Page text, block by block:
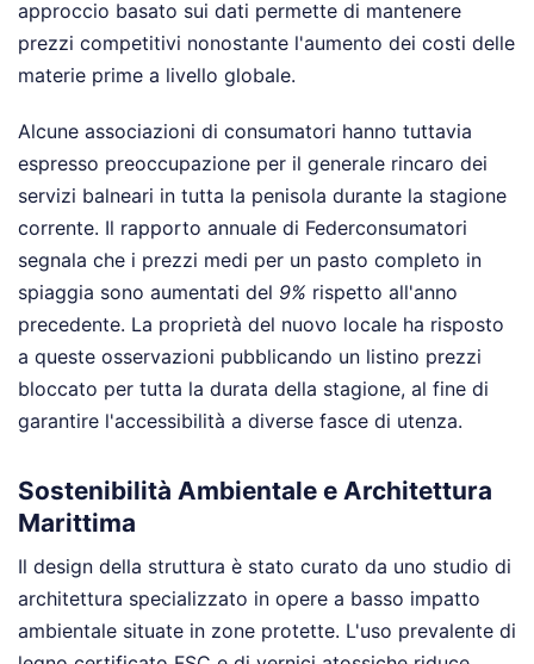
approccio basato sui dati permette di mantenere
prezzi competitivi nonostante l'aumento dei costi delle
materie prime a livello globale.
Alcune associazioni di consumatori hanno tuttavia
espresso preoccupazione per il generale rincaro dei
servizi balneari in tutta la penisola durante la stagione
corrente. Il rapporto annuale di Federconsumatori
segnala che i prezzi medi per un pasto completo in
spiaggia sono aumentati del 9% rispetto all'anno
precedente. La proprietà del nuovo locale ha risposto
a queste osservazioni pubblicando un listino prezzi
bloccato per tutta la durata della stagione, al fine di
garantire l'accessibilità a diverse fasce di utenza.
Sostenibilità Ambientale e Architettura
Marittima
Il design della struttura è stato curato da uno studio di
architettura specializzato in opere a basso impatto
ambientale situate in zone protette. L'uso prevalente di